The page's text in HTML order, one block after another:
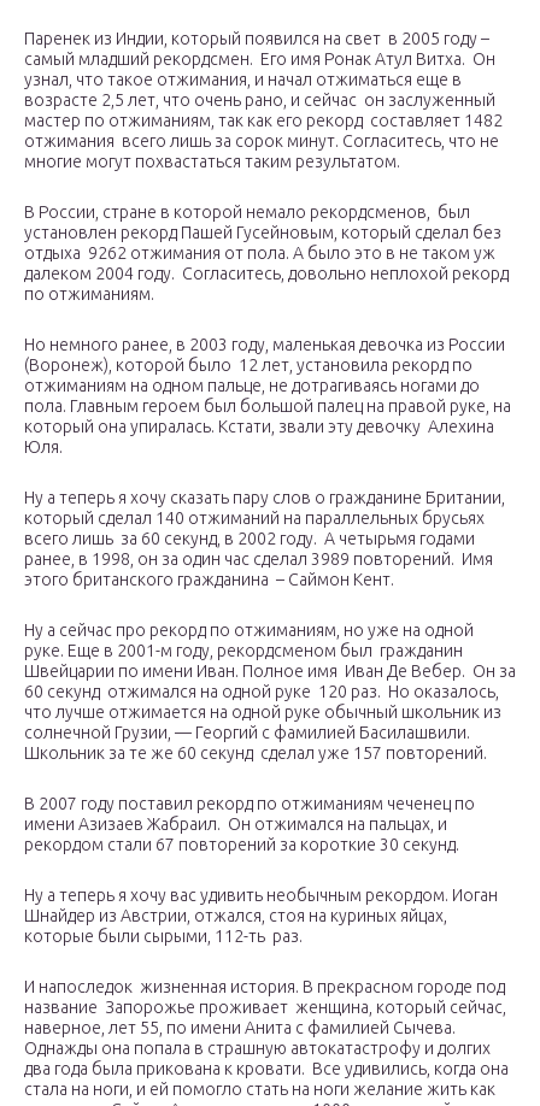
Паренек из Индии, который появился на свет в 2005 году –
самый младший рекордсмен. Его имя Ронак Атул Витха. Он
узнал, что такое отжимания, и начал отжиматься еще в
возрасте 2,5 лет, что очень рано, и сейчас он заслуженный
мастер по отжиманиям, так как его рекорд составляет 1482
отжимания всего лишь за сорок минут. Согласитесь, что не
многие могут похвастаться таким результатом.
В России, стране в которой немало рекордсменов, был
установлен рекорд Пашей Гусейновым, который сделал без
отдыха 9262 отжимания от пола. А было это в не таком уж
далеком 2004 году. Согласитесь, довольно неплохой рекорд
по отжиманиям.
Но немного ранее, в 2003 году, маленькая девочка из России
(Воронеж), которой было 12 лет, установила рекорд по
отжиманиям на одном пальце, не дотрагиваясь ногами до
пола. Главным героем был большой палец на правой руке, на
который она упиралась. Кстати, звали эту девочку Алехина
Юля.
Ну а теперь я хочу сказать пару слов о гражданине Британии,
который сделал 140 отжиманий на параллельных брусьях
всего лишь за 60 секунд, в 2002 году. А четырьмя годами
ранее, в 1998, он за один час сделал 3989 повторений. Имя
этого британского гражданина – Саймон Кент.
Ну а сейчас про рекорд по отжиманиям, но уже на одной
руке. Еще в 2001-м году, рекордсменом был гражданин
Швейцарии по имени Иван. Полное имя Иван Де Вебер. Он за
60 секунд отжимался на одной руке 120 раз. Но оказалось,
что лучше отжимается на одной руке обычный школьник из
солнечной Грузии, — Георгий с фамилией Басилашвили.
Школьник за те же 60 секунд сделал уже 157 повторений.
В 2007 году поставил рекорд по отжиманиям чеченец по
имени Азизаев Жабраил. Он отжимался на пальцах, и
рекордом стали 67 повторений за короткие 30 секунд.
Ну а теперь я хочу вас удивить необычным рекордом. Иоган
Шнайдер из Австрии, отжался, стоя на куриных яйцах,
которые были сырыми, 112-ть раз.
И напоследок жизненная история. В прекрасном городе под
название Запорожье проживает женщина, который сейчас,
наверное, лет 55, по имени Анита с фамилией Сычева.
Однажды она попала в страшную автокатастрофу и долгих
два года была прикована к кровати. Все удивились, когда она
стала на ноги, и ей помогло стать на ноги желание жить как